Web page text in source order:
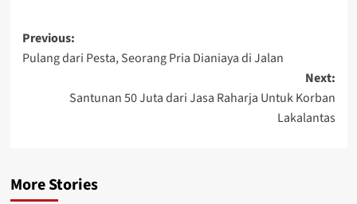
Post
navigation
Previous:
Pulang dari Pesta, Seorang Pria Dianiaya di Jalan
Next:
Santunan 50 Juta dari Jasa Raharja Untuk Korban
Lakalantas
More Stories